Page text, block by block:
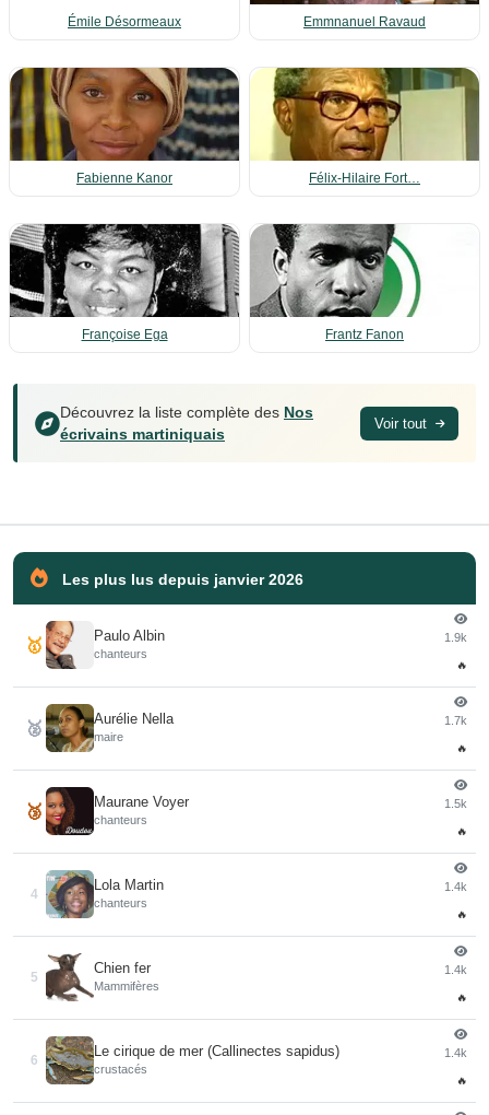
Émile Désormeaux Emmnanuel Ravaud
Fabienne Kanor Félix-Hilaire Fort…
Françoise Ega Frantz Fanon
Découvrez la liste complète des Nos
écrivains martiniquais
Voir tout
Les plus lus depuis janvier 2026
🥇 Paulo Albin
chanteurs
1.9k
🔥
🥈 Aurélie Nella
maire
1.7k
🔥
🥉 Maurane Voyer
chanteurs
1.5k
🔥
4
Lola Martin
chanteurs
1.4k
🔥
5
Chien fer
Mammifères
1.4k
🔥
6
Le cirique de mer (Callinectes sapidus)
crustacés
1.4k
🔥